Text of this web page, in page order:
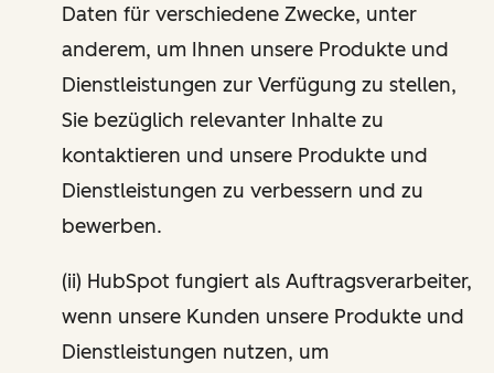
Daten für verschiedene Zwecke, unter
anderem, um Ihnen unsere Produkte und
Dienstleistungen zur Verfügung zu stellen,
Sie bezüglich relevanter Inhalte zu
kontaktieren und unsere Produkte und
Dienstleistungen zu verbessern und zu
bewerben.
(ii) HubSpot fungiert als Auftragsverarbeiter,
wenn unsere Kunden unsere Produkte und
Dienstleistungen nutzen, um